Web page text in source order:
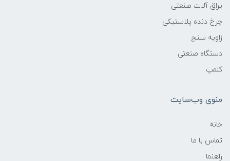
یراق آلات صنعتی
چرخ دنده پلاستیکی
زاویه سنج
دستگاه صنعتی
کلمپ
منوی وب‌سایت
خانه
تماس با ما
راهنما